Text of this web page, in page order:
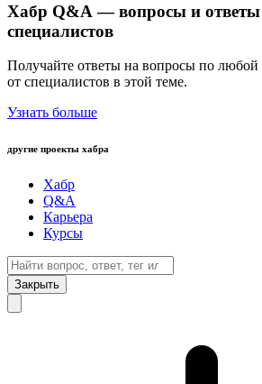
Хабр Q&A — вопросы и ответы
специалистов
Получайте ответы на вопросы по любой
от специалистов в этой теме.
Узнать больше
другие проекты хабра
Хабр
Q&A
Карьера
Курсы
Закрыть